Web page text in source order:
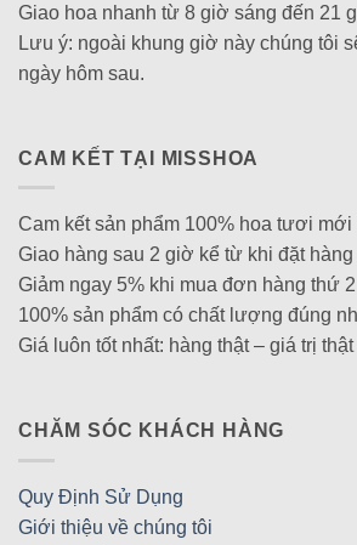
Giao hoa nhanh từ 8 giờ sáng đến 21
Lưu ý: ngoài khung giờ này chúng tôi
ngày hôm sau.
CAM KẾT TẠI MISSHOA
Cam kết sản phẩm 100% hoa tươi mới
Giao hàng sau 2 giờ kể từ khi đặt hàng
Giảm ngay 5% khi mua đơn hàng thứ 2
100% sản phẩm có chất lượng đúng
Giá luôn tốt nhất: hàng thật – giá trị thật
CHĂM SÓC KHÁCH HÀNG
Quy Định Sử Dụng
Giới thiệu về chúng tôi